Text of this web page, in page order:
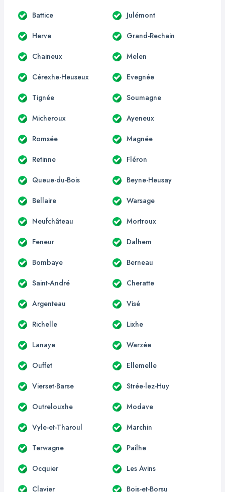
Battice Julémont
Herve Grand-Rechain
Chaineux Melen
Cérexhe-Heuseux Evegnée
Tignée Soumagne
Micheroux Ayeneux
Romsée Magnée
Retinne Fléron
Queue-du-Bois Beyne-Heusay
Bellaire Warsage
Neufchâteau Mortroux
Feneur Dalhem
Bombaye Berneau
Saint-André Cheratte
Argenteau Visé
Richelle Lixhe
Lanaye Warzée
Ouffet Ellemelle
Vierset-Barse Strée-lez-Huy
Outrelouxhe Modave
Vyle-et-Tharoul Marchin
Terwagne Pailhe
Ocquier Les Avins
Clavier Bois-et-Borsu